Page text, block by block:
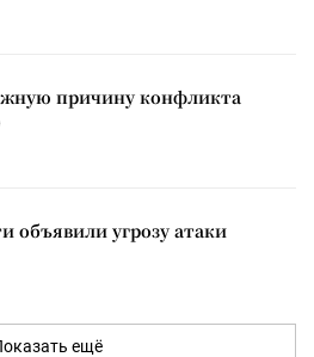
причину конфликта
объявили угрозу атаки
ещё